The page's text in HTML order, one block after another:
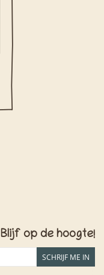
Blijf op de hoogte!
SCHRIJF ME IN